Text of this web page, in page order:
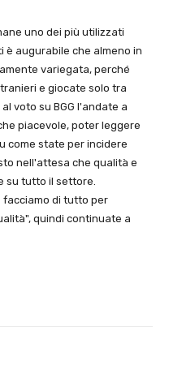
uno dei più utilizzati
è augurabile che almeno in
variegata, perché
e giocate solo tra
voto su BGG l'andate a
piacevole, poter leggere
come state per incidere
nell'attesa che qualità e
su tutto il settore.
facciamo di tutto per
quindi continuate a